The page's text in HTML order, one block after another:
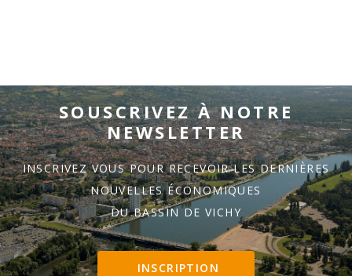
SOUSCRIVEZ À NOTRE
NEWSLETTER
INSCRIVEZ VOUS POUR RECEVOIR LES DERNIÈRES
NOUVELLES ÉCONOMIQUES
DU BASSIN DE VICHY
INSCRIPTION